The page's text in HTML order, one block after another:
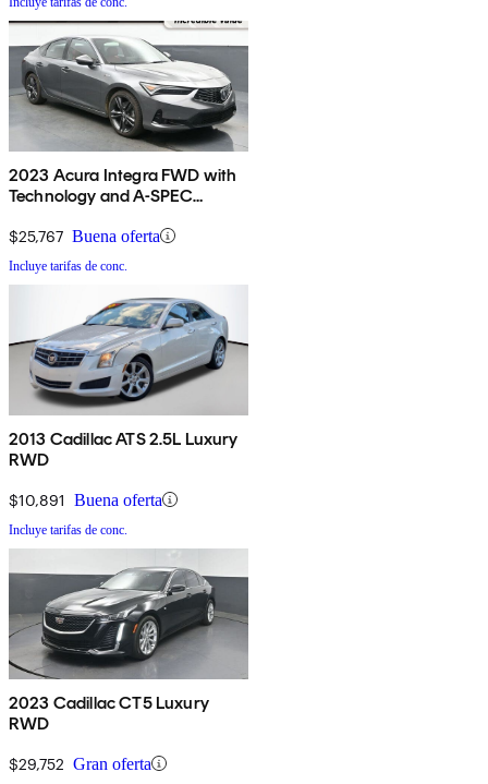
2023 Acura Integra FWD with
Technology and A-SPEC
$25,767 Buena oferta
Incluye tarifas de conc.
2013 Cadillac ATS 2.5L Luxury
RWD
$10,891 Buena oferta
Incluye tarifas de conc.
2023 Cadillac CT5 Luxury
RWD
$29,752 Gran oferta